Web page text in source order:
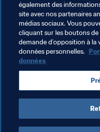
Thèmes en lien
Coupe du Monde de
AFC
également des
site avec nos partenaires
médias sociaux. Vous
cliquant sur les boutons
demande d’opposition à
données personnelles.
données